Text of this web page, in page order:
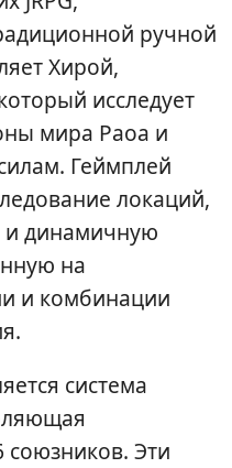
ручной
Хирой,
исследует
мира Раоа и
Геймплей
локаций,
и динамичную
на
и комбинации
система
союзников. Эти